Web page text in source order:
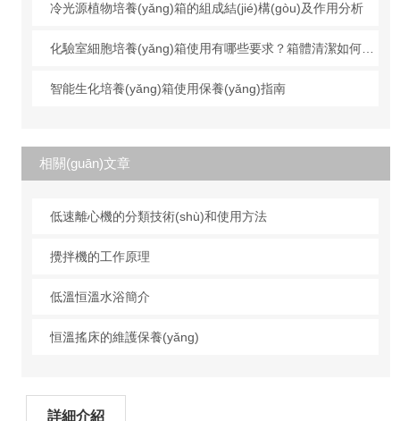
冷光源植物培養(yǎng)箱的組成結(jié)構(gòu)及作用分析
智能生化培養(yǎng)箱使用保養(yǎng)指南
相關(guān)文章
低速離心機的分類技術(shù)和使用方法
攪拌機的工作原理
低溫恒溫水浴簡介
恒溫搖床的維護保養(yǎng)
詳細介紹